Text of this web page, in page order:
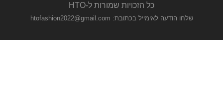
כל הזכויות שמורות ל-HTO
שלחו הודעה לאימייל בכתובת: htofashion2022@gmail.com